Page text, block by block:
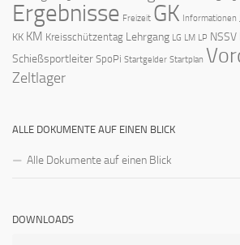
Ergebnisse Freizeit GK Informationen
KK KM Kreisschützentag Lehrgang LG LM LP NSSV
Schießsportleiter SpoPi Startgelder Startplan
Zeltlager
ALLE DOKUMENTE AUF EINEN BLICK
Alle Dokumente auf einen Blick
DOWNLOADS